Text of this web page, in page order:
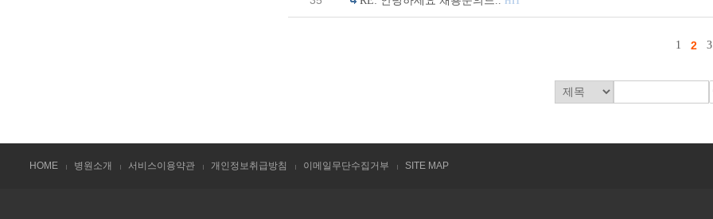
1 2 3
HOME 병원소개 서비스이용약관 개인정보취급방침 이메일무단수집거부 SITE MAP